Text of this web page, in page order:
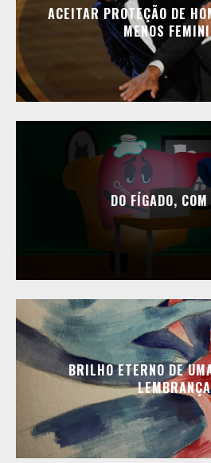
ACEITAR PROTEÇÃO DE
MENOS
DO FÍGADO,
BRILHO ETERNO DE